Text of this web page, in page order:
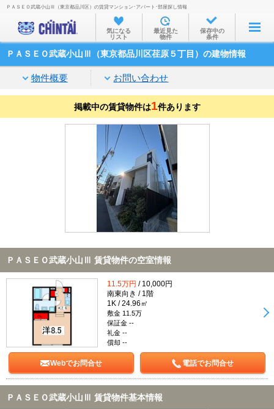
お部屋を探す
沿線・駅から
家賃相場から
通勤通学時間から
物件特集から
不動産会社から
TOP
ＰＡＳＥＯ武蔵小山Ⅲ（東京都品川区）の賃貸マンション･アパート･部屋探し情報
気になる
リスト
最近見た
物件
保存中の
条件
ＰＡＳＥＯ武蔵小山Ⅲ（東京都品川区荏原５丁目）の建物情報
物件概要 お問い合わせ
掲載中の賃貸物件は1件あります
ＰＡＳＥＯ武蔵小山Ⅲ 賃貸物件の空室情報
11.5万円 / 10,000円
南東向き / 1階
1K / 24.96㎡
敷金 11.5万
保証金 --
礼金 --
償却 --
Webでお問合せ 電話でお問合せ
ＰＡＳＥＯ武蔵小山Ⅲ 賃貸物件基本情報